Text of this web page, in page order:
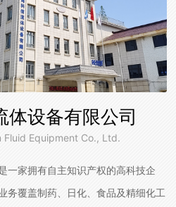
体设备有限公司
Fluid Equipment Co., Ltd.
一家拥有自主知识产权的高科技企
务覆盖制药、日化、食品及精细化工